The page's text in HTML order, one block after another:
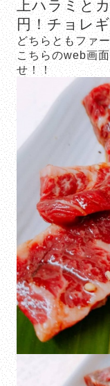
上ハラミと
円！チョレ
どちらともファ
こちらのweb画
せ！！